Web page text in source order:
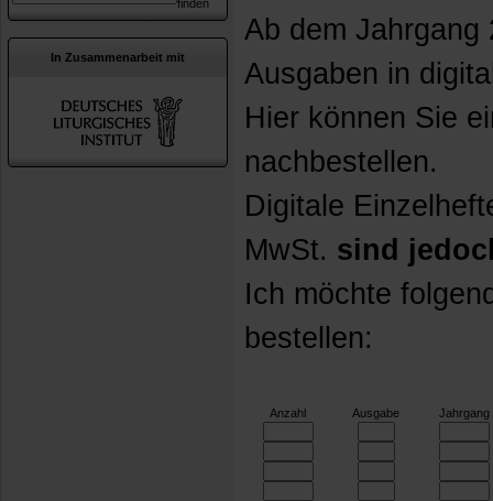
In Zusammenarbeit mit
Ab dem Jahrgang
Ausgaben in
Hier können Sie
nachbestellen.
Digitale
MwSt. sind
Ich möchte
bestellen:
Anzahl Ausgabe Jahrgang